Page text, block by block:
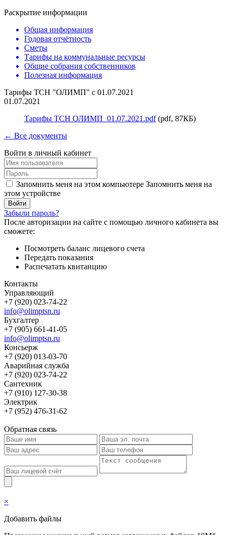
Раскрытие информации
Общая информация
Годовая отчётность
Сметы
Тарифы на коммунальные ресурсы
Общие собрания собственников
Полезная информация
Тарифы ТСН "ОЛИМП" с 01.07.2021
01.07.2021
Тарифы ТСН ОЛИМП_01.07.2021.pdf(pdf, 87КБ)
← Все документы
Войти в личный кабинет
Запомнить меня на этом компьютере Запомнить меня на
этом устройстве
Забыли пароль?
После авторизации на сайте с помощью личного кабинета вы
сможете:
Посмотреть баланс лицевого счета
Передать показания
Распечатать квитанцию
Контакты
Управляющий
+7 (920) 023-74-22
info@olimptsn.ru
Бухгалтер
+7 (905) 661-41-05
info@olimptsn.ru
Консьерж
+7 (920) 013-03-70
Аварийная служба
+7 (920) 023-74-22
Сантехник
+7 (910) 127-30-38
Электрик
+7 (952) 476-31-62
Обратная связь
×
Добавить файлы